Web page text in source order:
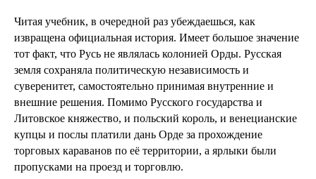
Читая учебник, в очередной раз убеждаешься, как
извращена официальная история. Имеет большое значение
тот факт, что Русь не являлась колонией Орды. Русская
земля сохраняла политическую независимость и
суверенитет, самостоятельно принимая внутренние и
внешние решения. Помимо Русского государства и
Литовское княжество, и польский король, и венецианские
купцы и послы платили дань Орде за прохождение
торговых караванов по её территории, а ярлыки были
пропусками на проезд и торговлю.